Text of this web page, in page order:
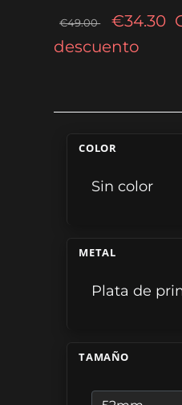
€49.00 €34.30
descuento
COLOR
Sin color
METAL
Plata de
TAMAÑO